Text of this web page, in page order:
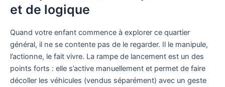
et de logique
Quand votre enfant commence à explorer ce quartier
général, il ne se contente pas de le regarder. Il le manipule,
l’actionne, le fait vivre. La rampe de lancement est un des
points forts : elle s’active manuellement et permet de faire
décoller les véhicules (vendus séparément) avec un geste